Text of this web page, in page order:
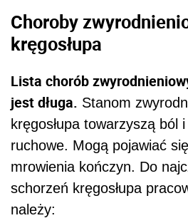
Choroby
kręgosłupa
Lista chorób
jest długa. Stanom
kręgosłupa towarzyszą ból
ruchowe. Mogą pojawiać
mrowienia kończyn. Do
schorzeń kręgosłupa
należy: